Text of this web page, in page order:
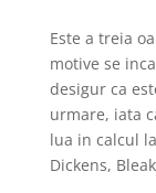
Este a treia
motive se
desigur ca
urmare, iata
lua in calcul
Dickens,